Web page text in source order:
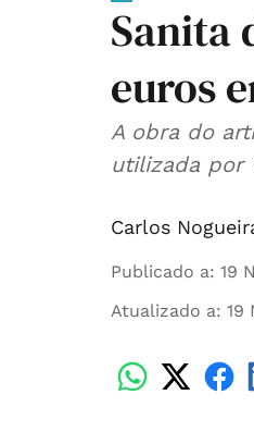
Sanita
euros
A obra do
utilizada por
Carlos
Publicado a: 19
Atualizado a: 19